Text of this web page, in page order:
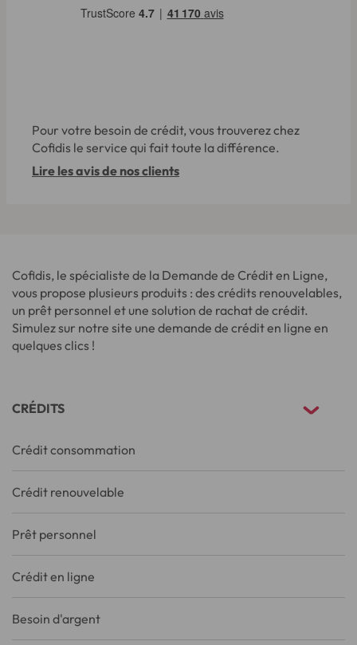
Pour votre besoin de crédit, vous trouverez chez
Cofidis le service qui fait toute la différence.
Lire les avis de nos clients
Cofidis, le spécialiste de la Demande de Crédit en Ligne,
vous propose plusieurs produits : des crédits renouvelables,
un prêt personnel et une solution de rachat de crédit.
Simulez sur notre site une demande de crédit en ligne en
quelques clics !
CRÉDITS
Crédit consommation
Crédit renouvelable
Prêt personnel
Crédit en ligne
Besoin d'argent